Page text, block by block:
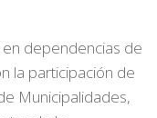
dependencias de
la participación de
Municipalidades,